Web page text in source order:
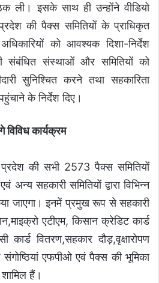
ली। इसके साथ ही उन्होंने वीडियो
की पैक्स समितियों के प्राधिकृत
को आवश्यक दिशा-निर्देश
संबंधित संस्थाओं और समितियों को
सुनिश्चित करने तथा सहकारिता
के निर्देश दिए।
कार्यक्रम
प्रदेश की सभी 2573 पैक्स समितियों
सहकारी समितियों द्वारा विभिन्न
जाएगा। इनमें प्रमुख रूप से सहकारी
एटीएम, किसान क्रेडिट कार्ड
वितरण,सहकार दौड़,वृक्षारोपण
संगोष्ठियां एफपीओ एवं पैक्स की भूमिका
हैं।